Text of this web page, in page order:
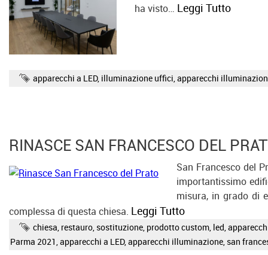
ha visto… Leggi Tutto
apparecchi a LED, illuminazione uffici,apparecchi
RINASCE SAN FRANCESCO DEL
San Francesco del
importantissimo
misura, in grado di
complessa di questa chiesa. Leggi Tutto
chiesa, restauro, sostituzione, prodotto custom, led,
Parma 2021,apparecchi a LED,apparecchi illuminazione, san